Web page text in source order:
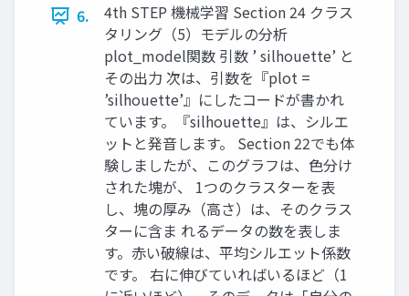
6.
4th STEP 機械学習 Section 24 クラス
タリング（5）モデルの分析
plot_model関数 引数 ’ silhouette’ と
その出力 次は、引数を『plot =
’silhouette’』にしたコードが書かれ
ています。『silhouette』は、シルエ
ットと発音します。 Section 22でも体
験しましたが、このグラフは、色分け
された塊が、 1つのクラスターを表
し、塊の厚み（高さ）は、そのクラス
ターに含ま れるデータの数を表しま
す。赤い破線は、平均シルエット係数
です。 右に伸びていればいるほど（1